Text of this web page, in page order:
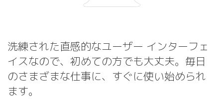
洗練された直感的なユーザー インターフェ
イスなので、初めての方でも大丈夫。毎日
のさまざまな仕事に、すぐに使い始められ
ます。